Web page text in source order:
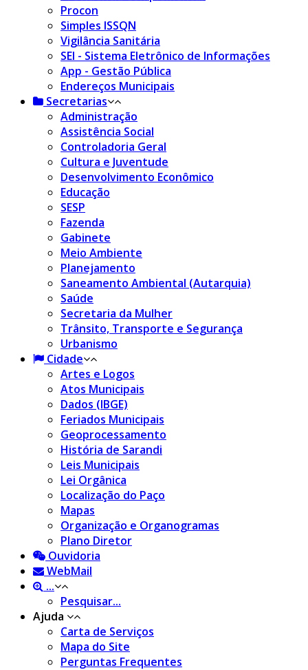
Procon
Simples ISSQN
Vigilância Sanitária
SEI - Sistema Eletrônico de Informações
App - Gestão Pública
Endereços Municipais
Secretarias
Administração
Assistência Social
Controladoria Geral
Cultura e Juventude
Desenvolvimento Econômico
Educação
SESP
Fazenda
Gabinete
Meio Ambiente
Planejamento
Saneamento Ambiental (Autarquia)
Saúde
Secretaria da Mulher
Trânsito, Transporte e Segurança
Urbanismo
Cidade
Artes e Logos
Atos Municipais
Dados (IBGE)
Feriados Municipais
Geoprocessamento
História de Sarandi
Leis Municipais
Lei Orgânica
Localização do Paço
Mapas
Organização e Organogramas
Plano Diretor
Ouvidoria
WebMail
...
Pesquisar...
Ajuda
Carta de Serviços
Mapa do Site
Perguntas Frequentes